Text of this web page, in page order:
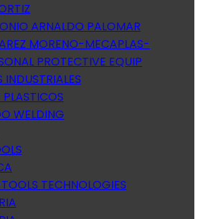
ARNALDO PALOMAR
MORENO-MECAPLAS-
PROTECTIVE EQUIP
INDUSTRIALES
WELDING
TECHNOLOGIES